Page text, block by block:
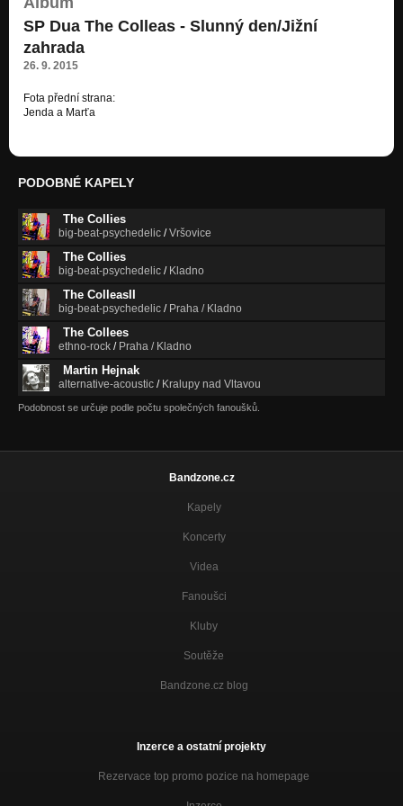
Divné myšlenky
EP NEZNÁMÁ PSYCHEDELIE - THE COLLEAS
EP NEZNÁMÁ PSYCHEDELIE - THE COLLEAS
Uspěchaný pes
EP NEZNÁMÁ PSYCHEDELIE - THE COLLEAS
Večerní rozjímání
Noc (instr. verze)
EP INSTRUMENTÁLNÍ NOC - THE COLLEAS
Mistr s tamburínou (cover Dylan, The Byrds)
SP Dua The Colleas - Mistr s tamburínou / Vlnění
Vlnění
EP Dua The Colleas - K poslechu
Každá malá věc (cover The Beatles)
Proč si to nerozdat rovnou? (cover The Beatles)
SP Dua The Colleas - Slunný den/Jižní
zahrada
26. 9. 2015
Fota přední strana:
Jenda a Marťa
PODOBNÉ KAPELY
The Collies
big-beat-psychedelic /Vršovice
The Collies
big-beat-psychedelic / Kladno
The ColleasII
big-beat-psychedelic / Praha / Kladno
The Collees
ethno-rock / Praha / Kladno
Martin Hejnak
alternative-acoustic / Kralupy nad Vltavou
Podobnost se určuje podle počtu společných fanoušků.
Bandzone.cz
Kapely
Koncerty
Videa
Fanoušci
Kluby
Soutěže
Bandzone.cz blog
Inzerce a ostatní projekty
Rezervace top promo pozice na homepage